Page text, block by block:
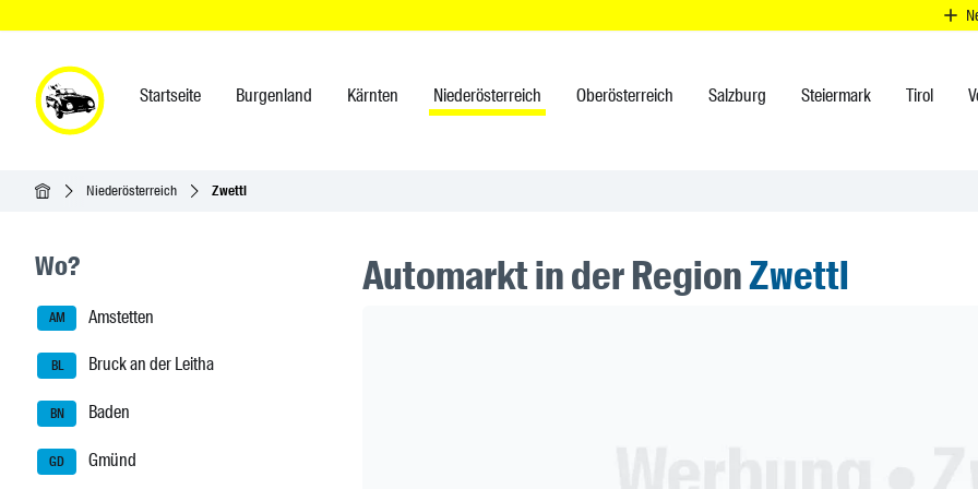
Startseite Burgenland Kärnten Niederösterreich Oberösterreich Salzburg Steiermark Tirol
StartseiteNiederösterreich Zwettl
Seitenleisten-Navigation
Wo?
AM Amstetten
BL Bruck an der Leitha
BN Baden
GD Gmünd
Automarkt in der RegionZwettl